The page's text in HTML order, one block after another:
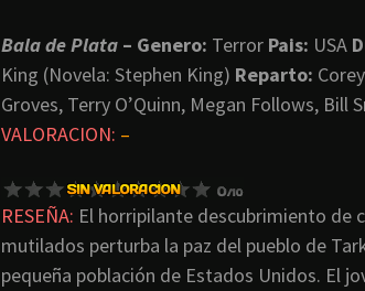
Bala de Plata – Genero: Terror Pais: USA
King (Novela: Stephen King) Reparto:
Groves, Terry O’Quinn, Megan Follows,
VALORACION: –
RESEÑA: El horripilante descubrimiento de
mutilados perturba la paz del pueblo de
pequeña población de Estados Unidos. El